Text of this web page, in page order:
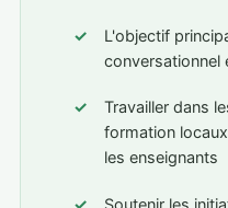
L'objectif
conversationnel
Travailler dans
formation
les enseignants